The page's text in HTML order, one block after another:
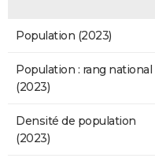
Population (2023)
Population : rang national
(2023)
Densité de population
(2023)